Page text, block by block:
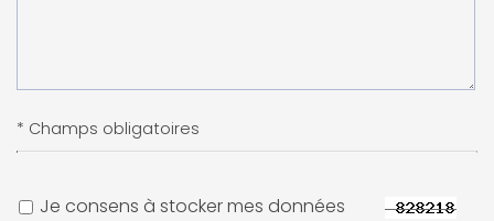
* Champs obligatoires
Je consens à stocker mes données